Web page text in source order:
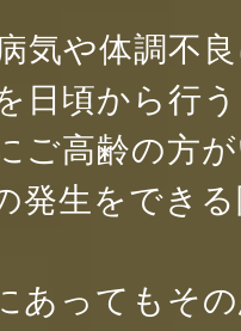
気や体調不
日頃から行
ご高齢の方
発生をでき
あってもそ